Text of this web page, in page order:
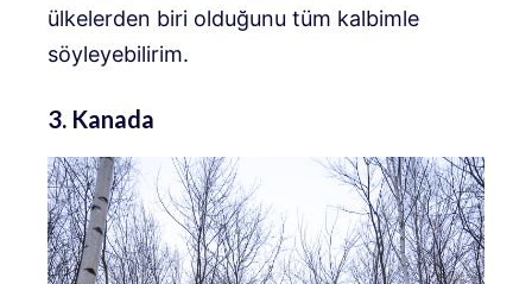
ülkelerden biri olduğunu tüm kalbimle
söyleyebilirim.
3. Kanada